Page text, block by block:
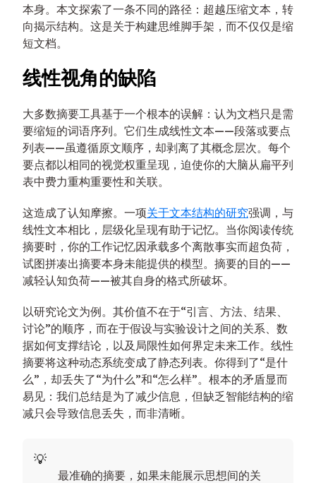
本身。本文探索了一条不同的路径：超越压缩文本，转
向揭示结构。这是关于构建思维脚手架，而不仅仅是缩
短文档。
线性视角的缺陷
大多数摘要工具基于一个根本的误解：认为文档只是需
要缩短的词语序列。它们生成线性文本——段落或要点
列表——虽遵循原文顺序，却剥离了其概念层次。每个
要点都以相同的视觉权重呈现，迫使你的大脑从扁平列
表中费力重构重要性和关联。
这造成了认知摩擦。一项关于文本结构的研究强调，与
线性文本相比，层级化呈现有助于记忆。当你阅读传统
摘要时，你的工作记忆因承载多个离散事实而超负荷，
试图拼凑出摘要本身未能提供的模型。摘要的目的——
减轻认知负荷——被其自身的格式所破坏。
以研究论文为例。其价值不在于“引言、方法、结果、
讨论”的顺序，而在于假设与实验设计之间的关系、数
据如何支撑结论，以及局限性如何界定未来工作。线性
摘要将这种动态系统变成了静态列表。你得到了“是什
么”，却丢失了“为什么”和“怎么样”。根本的矛盾显而
易见：我们总结是为了减少信息，但缺乏智能结构的缩
减只会导致信息丢失，而非清晰。
最准确的摘要，如果未能展示思想间的关